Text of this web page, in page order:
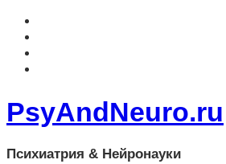
PsyAndNeuro.ru
Психиатрия & Нейронауки